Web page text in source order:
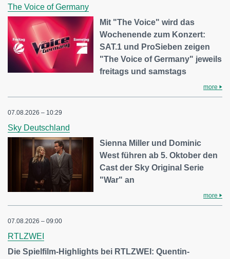
The Voice of Germany
Mit "The Voice" wird das
Wochenende zum Konzert:
SAT.1 und ProSieben zeigen
"The Voice of Germany" jeweils
freitags und samstags
more
07.08.2026 – 10:29
Sky Deutschland
Sienna Miller und Dominic
West führen ab 5. Oktober den
Cast der Sky Original Serie
"War" an
more
07.08.2026 – 09:00
RTLZWEI
Die Spielfilm-Highlights bei RTLZWEI: Quentin-